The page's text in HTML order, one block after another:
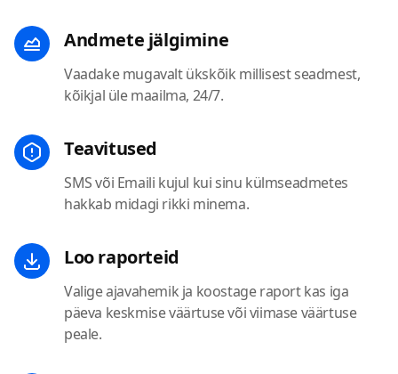
Andmete jälgimine
Vaadake mugavalt ükskõik millisest seadmest,
kõikjal üle maailma, 24/7.
Teavitused
SMS või Emaili kujul kui sinu külmseadmetes
hakkab midagi rikki minema.
Loo raporteid
Valige ajavahemik ja koostage raport kas iga
päeva keskmise väärtuse või viimase väärtuse
peale.